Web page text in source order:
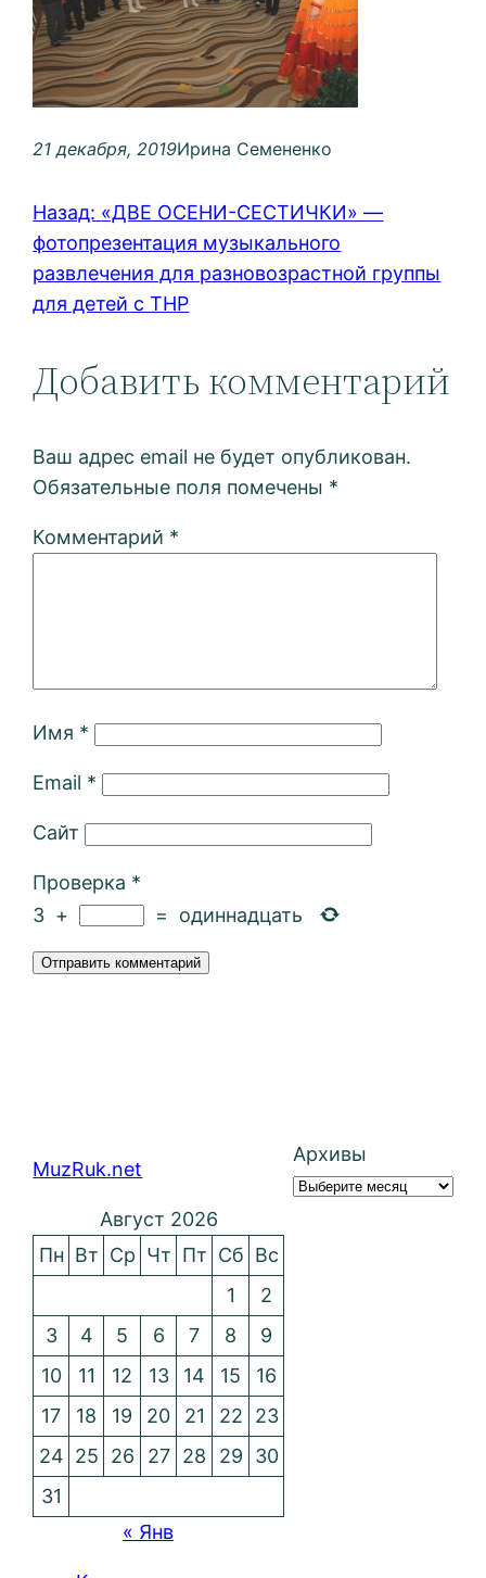
21 декабря, 2019Ирина Семененко
Назад: «ДВЕ ОСЕНИ-СЕСТИЧКИ» —
фотопрезентация музыкального
развлечения для разновозрастной группы
для детей с ТНР
Добавить комментарий
Ваш адрес email не будет опубликован.
Обязательные поля помечены *
Комментарий *
Имя *
Email *
Сайт
Проверка *
3 + = одиннадцать
MuzRuk.net
Архивы
Август 2026
Пн Вт Ср Чт Пт Сб Вс
1
2
3
4 5 6 7 8
9
10
11 12 13 14 15
16
17
18 19 20 21 22
23
24 25 26 27 28 29
30
31
« Янв